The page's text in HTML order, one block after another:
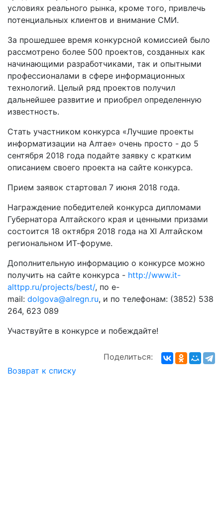
условиях реального рынка, кроме того, привлечь
потенциальных клиентов и внимание СМИ.
За прошедшее время конкурсной комиссией было
рассмотрено более 500 проектов, созданных как
начинающими разработчиками, так и опытными
профессионалами в сфере информационных
технологий. Целый ряд проектов получил
дальнейшее развитие и приобрел определенную
известность.
Стать участником конкурса «Лучшие проекты
информатизации на Алтае» очень просто - до 5
сентября 2018 года подайте заявку с кратким
описанием своего проекта на сайте конкурса.
Прием заявок стартовал 7 июня 2018 года.
Награждение победителей конкурса дипломами
Губернатора Алтайского края и ценными призами
состоится 18 октября 2018 года на XI Алтайском
региональном ИТ-форуме.
Дополнительную информацию о конкурсе можно
получить на сайте конкурса - http://www.it-
alttpp.ru/projects/best/, по e-
mail: dolgova@alregn.ru, и по телефонам: (3852) 538
264, 623 089
Участвуйте в конкурсе и побеждайте!
Поделиться:
Возврат к списку